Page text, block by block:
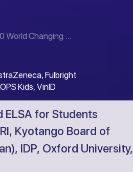
World Changing ...
Fulbright
Kids, VinID
ELSA for Students
Kyotango Board of
IDP, Oxford University,